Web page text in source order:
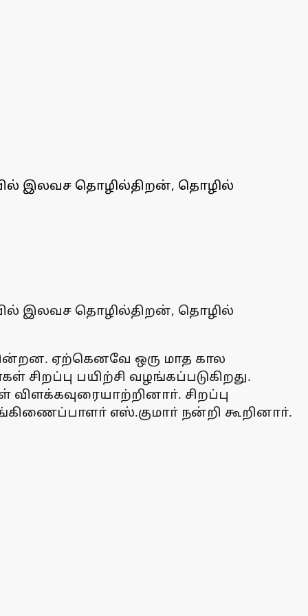
இலவச தொழில்திறன், தொழில்
இலவச தொழில்திறன், தொழில்
ஏற்கெனவே ஒரு மாத கால
பயிற்சி வழங்கப்படுகிறது.
விளக்கவுரையாற்றினாா். சிறப்பு
எஸ்.குமாா் நன்றி கூறினாா்.